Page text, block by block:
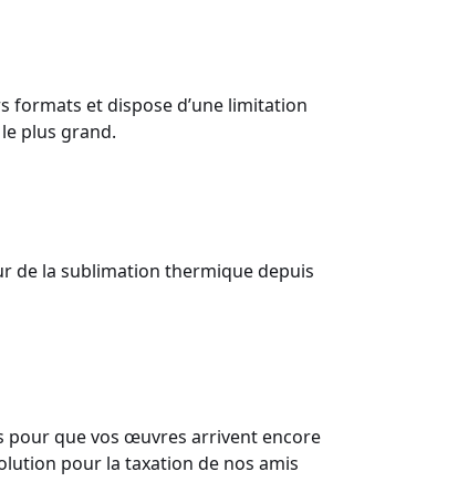
et dispose d’une limitation
plus grand.
de la sublimation thermique depuis
pour que vos œuvres arrivent encore
pour la taxation de nos amis